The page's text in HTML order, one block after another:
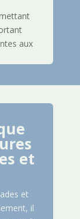
aux
et
et
il